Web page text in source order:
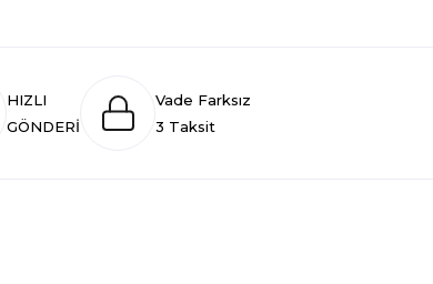
HIZLI
GÖNDERİ
Vade Farksız
3 Taksit